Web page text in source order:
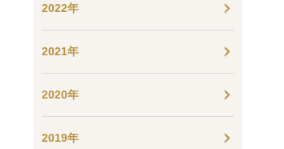
2022年
2021年
2020年
2019年